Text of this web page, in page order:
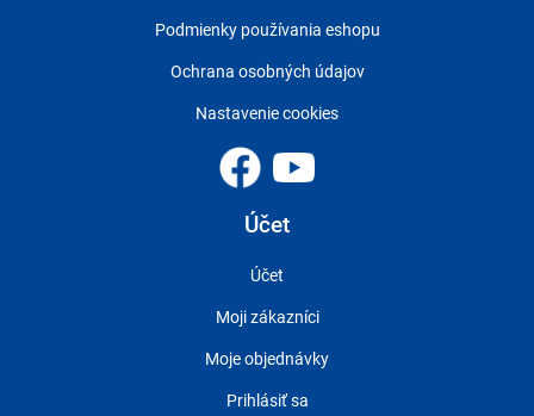
Podmienky používania eshopu
Ochrana osobných údajov
Nastavenie cookies
Účet
Účet
Moji zákazníci
Moje objednávky
Prihlásiť sa